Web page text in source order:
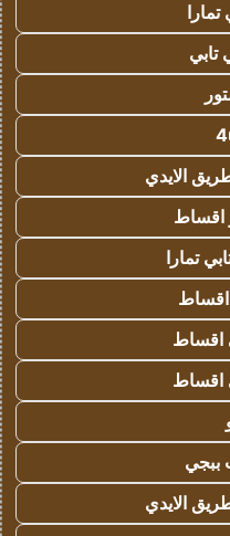
الايدي
اقساط
تمارا
اقساط
اقساط
الايدي